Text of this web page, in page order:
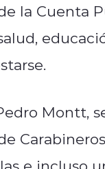
la Cuenta
Montt,